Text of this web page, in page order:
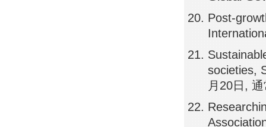
Post-
societies,
月20日,